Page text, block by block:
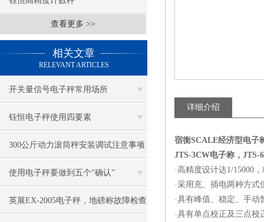
查看更多 >>
相关文章
RELEVANT ARTICLES
开关量信号电子秤常用场所
钰恒电子秤使用四要素
300公斤动力滚筒秤安装调试注意事项
使用电子秤要做到五个“确认”
英展EX-2005电子秤，地磅称故障检查
详细介绍
宿衡SCALE经济型电子
JTS-3CW电子称，JTS-
·高精度设计达1/15000
·采用充、插电两种方
·具有峰值、稳定、手动
·具有单点校正及三点校